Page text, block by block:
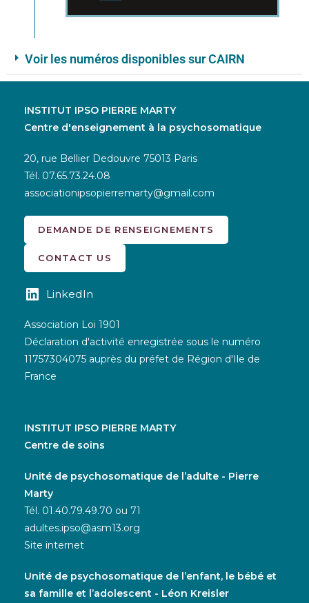
Voir les numéros disponibles sur CAIRN
INSTITUT IPSO PIERRE MARTY
Centre d'enseignement à la psychosomatique
20, rue Bellier Dedouvre 75013 Paris
Tél. 07.65.73.24.08
associationipsopierremarty@gmail.com
DEMANDE DE RENSEIGNEMENTS
CONTACT US
LinkedIn
Association Loi 1901
Déclaration d'activité enregistrée sous le numéro
11757304075 auprès du préfet de Région d'Ile de
France
INSTITUT IPSO PIERRE MARTY
Centre de soins
Unité de psychosomatique de l’adulte - Pierre
Marty
Tél. 01.40.79.49.70 ou 71
adultes.ipso@asm13.org
Site internet
Unité de psychosomatique de l’enfant, le bébé et
sa famille et l’adolescent - Léon Kreisler